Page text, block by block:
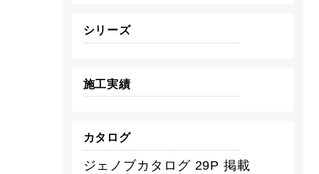
シリーズ
施工実績
カタログ
ジェノブカタログ 29P 掲載